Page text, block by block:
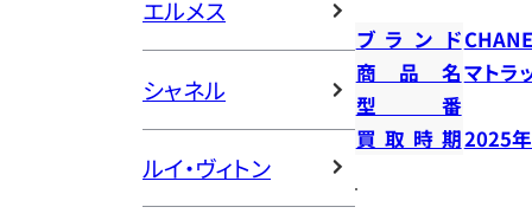
エルメス
シャネル
ルイ・ヴィトン
ブランド
商品名マト
型番
買取時期2025